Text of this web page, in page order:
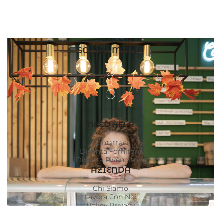
SOCIAL MEDIA
NEED HELP
Contattaci
Diventa Fornitore
Diventa Rivenditore
AZIENDA
Chi Siamo
Lavora Con Noi